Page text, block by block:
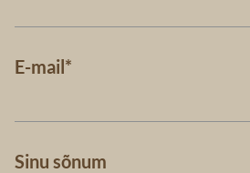
E-mail
Sinu sõnum